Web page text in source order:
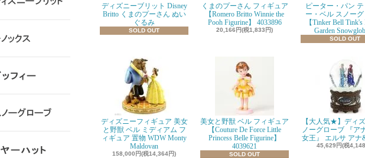
ディズニーブリット Disney
Britto くまのプーさん ぬい
ぐるみ
SOLD OUT
くまのプーさん フィギュア
【Romero Britto Winnie the
Pooh Figurine】 4033896
20,166円(税1,833円)
ピーター・パン
ー・ベル スノー
【Tinker Bell
Garden
SOLD OUT
ディズニーフィギュア 美女
と野獣 ベル ミディアム フ
ィギュア 置物 WDW Monty
Maldovan
158,000円(税14,364円)
美女と野獣 ベル フィギュア
【Couture De Force Little
Princess Belle Figurine】
4039621
SOLD OUT
【大人気★】ディ
ノーグローブ 『ア
女王』 エルサ アナ
45,629円(税